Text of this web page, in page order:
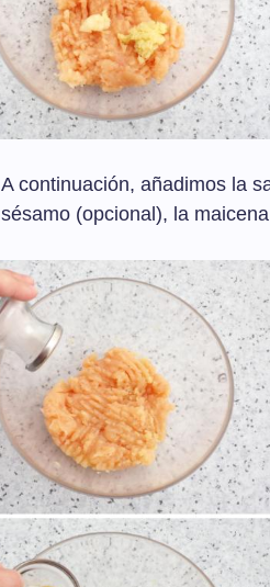
A continuación, añadimos la
sésamo (opcional), la